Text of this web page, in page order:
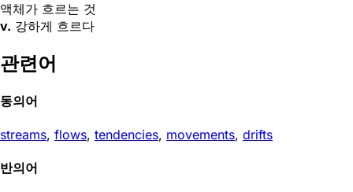
액체가 흐르는 것
v. 강하게 흐르다
관련어
동의어
streams, flows, tendencies, movements, drifts
반의어